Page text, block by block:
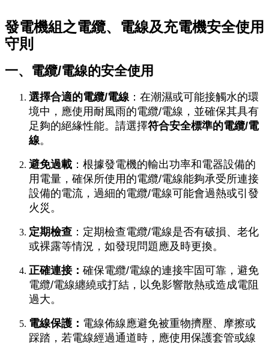
發電機組之電纜、電線及充電機安全使用
守則
一、電纜/電線的安全使用
選擇合適的電纜/電線：在潮濕或可能接觸水的環
境中，應使用耐風雨的電纜/電線，並確保其具有
足夠的絕緣性能。請選擇符合安全標準的電纜/電
線。
避免過載 ：根據發電機的輸出功率和電器設備的
用電量，確保所使用的電纜/電線能夠承受所連接
設備的電流，過細的電纜/電線可能會過熱或引發
火災。
定期檢查 ：定期檢查電纜/電線是否有破損、老化
或裸露等情況，如發現問題應及時更換。
正確連接： 確保電纜/電線的連接牢固可靠，避免
電纜/電線纏繞或打結，以免影響散熱或造成電阻
過大。
電線保護： 電線佈線應避免被重物擠壓、摩擦或
踩踏，若電線經過通道時，應使用保護套管或線